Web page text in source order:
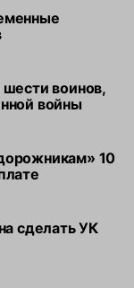
воинов,
войны
10
сделать УК